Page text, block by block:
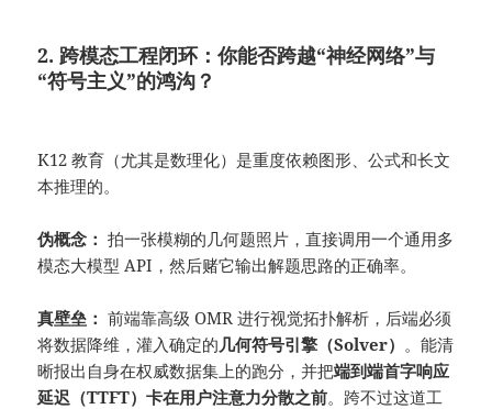
2. 跨模态工程闭环：你能否跨越“神经网络”与
“符号主义”的鸿沟？
K12 教育（尤其是数理化）是重度依赖图形、公式和长文
本推理的。
伪概念： 拍一张模糊的几何题照片，直接调用一个通用多
模态大模型 API，然后赌它输出解题思路的正确率。
真壁垒： 前端靠高级 OMR 进行视觉拓扑解析，后端必须
将数据降维，灌入确定的 几何符号引擎（Solver） 。能清
晰报出自身在权威数据集上的跑分，并把端到端首字响应
延迟（TTFT）卡在用户注意力分散之前。跨不过这道工